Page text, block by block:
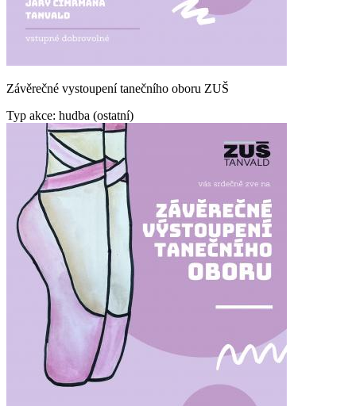
Závěrečné vystoupení tanečního oboru ZUŠ
Typ akce: hudba (ostatní)